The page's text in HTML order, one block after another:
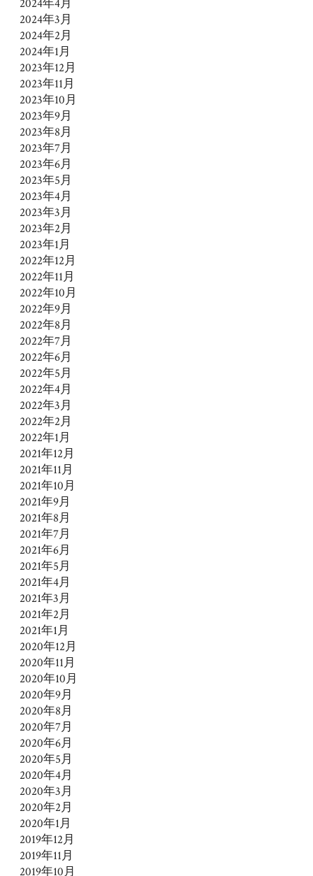
2024年4月
2024年3月
2024年2月
2024年1月
2023年12月
2023年11月
2023年10月
2023年9月
2023年8月
2023年7月
2023年6月
2023年5月
2023年4月
2023年3月
2023年2月
2023年1月
2022年12月
2022年11月
2022年10月
2022年9月
2022年8月
2022年7月
2022年6月
2022年5月
2022年4月
2022年3月
2022年2月
2022年1月
2021年12月
2021年11月
2021年10月
2021年9月
2021年8月
2021年7月
2021年6月
2021年5月
2021年4月
2021年3月
2021年2月
2021年1月
2020年12月
2020年11月
2020年10月
2020年9月
2020年8月
2020年7月
2020年6月
2020年5月
2020年4月
2020年3月
2020年2月
2020年1月
2019年12月
2019年11月
2019年10月